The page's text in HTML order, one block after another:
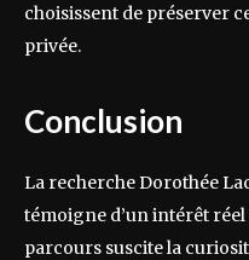
choisissent de préserver
privée.
Conclusion
La recherche Dorothée
témoigne d’un intérêt
parcours suscite la